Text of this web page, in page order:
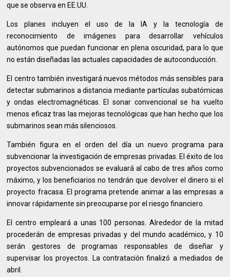
que se observa en EE.UU.
Los planes incluyen el uso de la IA y la tecnología de
reconocimiento de imágenes para desarrollar vehículos
autónomos que puedan funcionar en plena oscuridad, para lo que
no están diseñadas las actuales capacidades de autoconducción.
El centro también investigará nuevos métodos más sensibles para
detectar submarinos a distancia mediante partículas subatómicas
y ondas electromagnéticas. El sonar convencional se ha vuelto
menos eficaz tras las mejoras tecnológicas que han hecho que los
submarinos sean más silenciosos.
También figura en el orden del día un nuevo programa para
subvencionar la investigación de empresas privadas. El éxito de los
proyectos subvencionados se evaluará al cabo de tres años como
máximo, y los beneficiarios no tendrán que devolver el dinero si el
proyecto fracasa. El programa pretende animar a las empresas a
innovar rápidamente sin preocuparse por el riesgo financiero.
El centro empleará a unas 100 personas. Alrededor de la mitad
procederán de empresas privadas y del mundo académico, y 10
serán gestores de programas responsables de diseñar y
supervisar los proyectos. La contratación finalizó a mediados de
abril.